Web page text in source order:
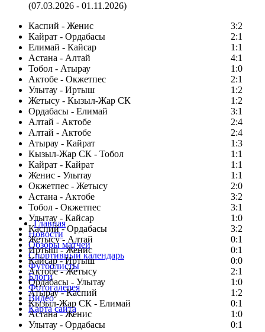
(07.03.2026 - 01.11.2026)
Каспий - Женис
3:2
Кайрат - Ордабасы
2:1
Елимай - Кайсар
1:1
Астана - Алтай
4:1
Тобол - Атырау
1:0
Актобе - Окжетпес
2:1
Улытау - Иртыш
1:2
Жетысу - Кызыл-Жар СК
1:2
Ордабасы - Елимай
3:1
Алтай - Актобе
2:4
Алтай - Актобе
2:4
Атырау - Кайрат
1:3
Кызыл-Жар СК - Тобол
1:1
Кайрат - Кайрат
1:1
Женис - Улытау
1:1
Окжетпес - Жетысу
2:0
Астана - Актобе
3:2
Тобол - Окжетпес
3:1
Улытау - Кайсар
1:0
Каспий - Ордабасы
3:2
Жетысу - Алтай
0:1
Иртыш - Женис
0:1
Кайсар - Иртыш
0:0
Актобе - Жетысу
2:1
Ордабасы - Улытау
1:0
Атырау - Каспий
1:2
Кызыл-Жар СК - Елимай
0:1
Астана - Женис
1:0
Улытау - Ордабасы
0:1
Главная
Новости
Обзоры матчей
Спортивный календарь
Футболисты
Блоги
Фотогалерея
Видео
Карта сайта